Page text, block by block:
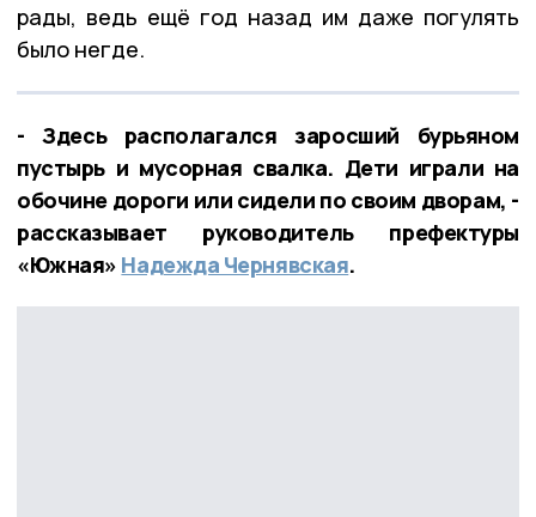
рады, ведь ещё год назад им даже погулять
было негде.
- Здесь располагался заросший бурьяном
пустырь и мусорная свалка. Дети играли на
обочине дороги или сидели по своим дворам, -
рассказывает руководитель префектуры
«Южная» Надежда Чернявская.